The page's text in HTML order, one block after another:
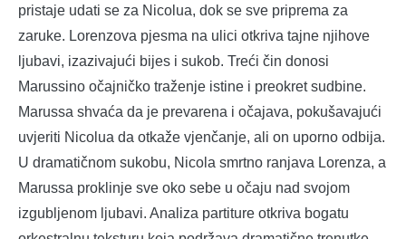
pristaje udati se za Nicolua, dok se sve priprema za
zaruke. Lorenzova pjesma na ulici otkriva tajne njihove
ljubavi, izazivajući bijes i sukob. Treći čin donosi
Marussino očajničko traženje istine i preokret sudbine.
Marussa shvaća da je prevarena i očajava, pokušavajući
uvjeriti Nicolua da otkaže vjenčanje, ali on uporno odbija.
U dramatičnom sukobu, Nicola smrtno ranjava Lorenza, a
Marussa proklinje sve oko sebe u očaju nad svojom
izgubljenom ljubavi. Analiza partiture otkriva bogatu